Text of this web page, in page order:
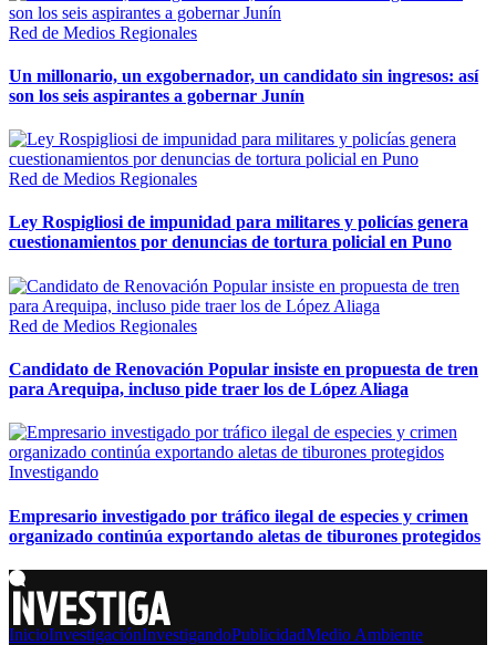
Red de Medios Regionales
Un millonario, un exgobernador, un candidato sin ingresos: así
son los seis aspirantes a gobernar Junín
Red de Medios Regionales
Ley Rospigliosi de impunidad para militares y policías genera
cuestionamientos por denuncias de tortura policial en Puno
Red de Medios Regionales
Candidato de Renovación Popular insiste en propuesta de tren
para Arequipa, incluso pide traer los de López Aliaga
Investigando
Empresario investigado por tráfico ilegal de especies y crimen
organizado continúa exportando aletas de tiburones protegidos
InicioInvestigaciónInvestigandoPublicidadMedio Ambiente